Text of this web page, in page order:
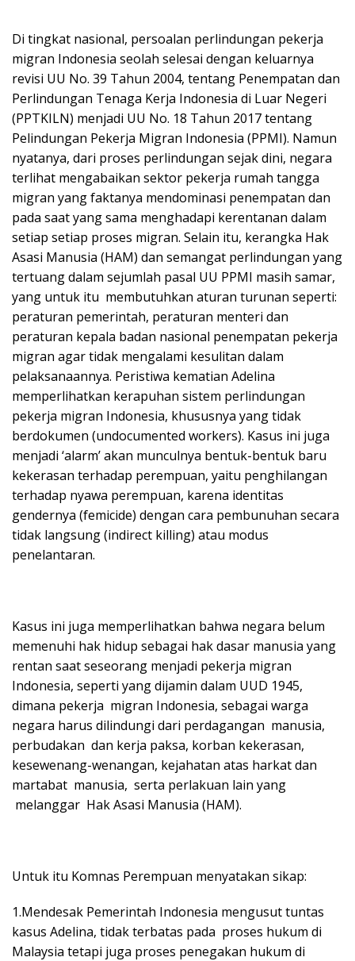
Di tingkat nasional, persoalan perlindungan pekerja
migran Indonesia seolah selesai dengan keluarnya
revisi UU No. 39 Tahun 2004, tentang Penempatan dan
Perlindungan Tenaga Kerja Indonesia di Luar Negeri
(PPTKILN) menjadi UU No. 18 Tahun 2017 tentang
Pelindungan Pekerja Migran Indonesia (PPMI). Namun
nyatanya, dari proses perlindungan sejak dini, negara
terlihat mengabaikan sektor pekerja rumah tangga
migran yang faktanya mendominasi penempatan dan
pada saat yang sama menghadapi kerentanan dalam
setiap setiap proses migran. Selain itu, kerangka Hak
Asasi Manusia (HAM) dan semangat perlindungan yang
tertuang dalam sejumlah pasal UU PPMI masih samar,
yang untuk itu membutuhkan aturan turunan seperti:
peraturan pemerintah, peraturan menteri dan
peraturan kepala badan nasional penempatan pekerja
migran agar tidak mengalami kesulitan dalam
pelaksanaannya. Peristiwa kematian Adelina
memperlihatkan kerapuhan sistem perlindungan
pekerja migran Indonesia, khususnya yang tidak
berdokumen (undocumented workers). Kasus ini juga
menjadi ‘alarm’ akan munculnya bentuk-bentuk baru
kekerasan terhadap perempuan, yaitu penghilangan
terhadap nyawa perempuan, karena identitas
gendernya (femicide) dengan cara pembunuhan secara
tidak langsung (indirect killing) atau modus
penelantaran.
Kasus ini juga memperlihatkan bahwa negara belum
memenuhi hak hidup sebagai hak dasar manusia yang
rentan saat seseorang menjadi pekerja migran
Indonesia, seperti yang dijamin dalam UUD 1945,
dimana pekerja migran Indonesia, sebagai warga
negara harus dilindungi dari perdagangan manusia,
perbudakan dan kerja paksa, korban kekerasan,
kesewenang-wenangan, kejahatan atas harkat dan
martabat manusia, serta perlakuan lain yang
melanggar Hak Asasi Manusia (HAM).
Untuk itu Komnas Perempuan menyatakan sikap:
1.Mendesak Pemerintah Indonesia mengusut tuntas
kasus Adelina, tidak terbatas pada proses hukum di
Malaysia tetapi juga proses penegakan hukum di